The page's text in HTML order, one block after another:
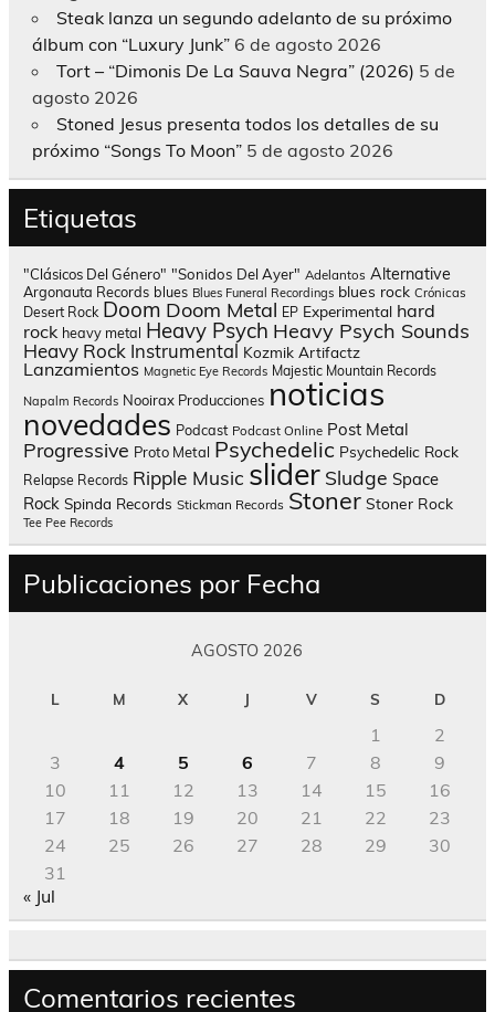
Steak lanza un segundo adelanto de su próximo
álbum con “Luxury Junk” 6 de agosto 2026
Tort – “Dimonis De La Sauva Negra” (2026) 5 de
agosto 2026
Stoned Jesus presenta todos los detalles de su
próximo “Songs To Moon” 5 de agosto 2026
Etiquetas
"Clásicos Del Género" "Sonidos Del Ayer" Adelantos Alternative
Argonauta Records blues Blues Funeral Recordings blues rock Crónicas
Desert Rock Doom Doom Metal EP Experimental hard
rock heavy metal Heavy Psych Heavy Psych Sounds
Heavy Rock Instrumental Kozmik Artifactz
Lanzamientos Magnetic Eye Records Majestic Mountain Records
Napalm Records Nooirax Producciones noticias
novedades Podcast Podcast Online Post Metal
Progressive Proto Metal Psychedelic Psychedelic Rock
Relapse Records Ripple Music slider Sludge Space
Rock Spinda Records Stickman Records Stoner Stoner Rock
Tee Pee Records
Publicaciones por Fecha
AGOSTO 2026
L M X J V S D
1
2
3
4 5 6 7 8
9
10
11 12 13 14 15
16
17
18 19 20 21 22
23
24
25 26 27 28 29
30
31
« Jul
Comentarios recientes